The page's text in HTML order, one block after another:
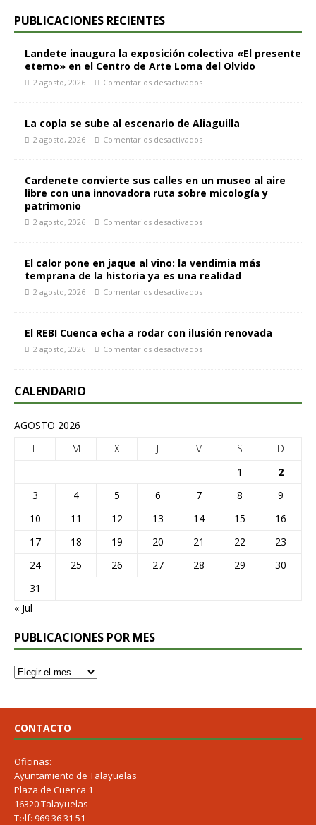
PUBLICACIONES RECIENTES
Landete inaugura la exposición colectiva «El presente
eterno» en el Centro de Arte Loma del Olvido
2 agosto, 2026 Comentarios desactivados
La copla se sube al escenario de Aliaguilla
2 agosto, 2026 Comentarios desactivados
Cardenete convierte sus calles en un museo al aire
libre con una innovadora ruta sobre micología y
patrimonio
2 agosto, 2026 Comentarios desactivados
El calor pone en jaque al vino: la vendimia más
temprana de la historia ya es una realidad
2 agosto, 2026 Comentarios desactivados
El REBI Cuenca echa a rodar con ilusión renovada
2 agosto, 2026 Comentarios desactivados
CALENDARIO
AGOSTO 2026
L
M X J V S
D
1
2
3
4 5 6 7 8
9
10
11 12 13 14 15
16
17
18 19 20 21 22
23
24
25 26 27 28 29
30
31
« Jul
PUBLICACIONES POR MES
CONTACTO
Oficinas:
Ayuntamiento de Talayuelas
Plaza de Cuenca 1
16320 Talayuelas
Telf: 969 36 31 51